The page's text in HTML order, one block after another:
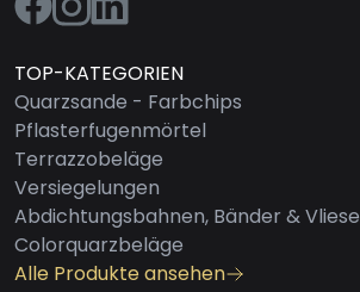
TOP-KATEGORIEN
Quarzsande - Farbchips
Pflasterfugenmörtel
Terrazzobeläge
Versiegelungen
Abdichtungsbahnen, Bänder & Vliese
Colorquarzbeläge
Alle Produkte ansehen